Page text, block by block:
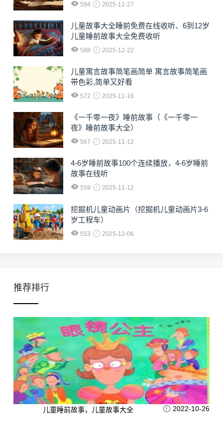
594 2025-11-27
儿童故事大全睡前免费在线收听、6到12岁
儿童睡前故事大全免费收听
588 2025-12-22
儿童寓言故事简笔画简单 寓言故事简笔画
带色彩,简单又好看
572 2025-11-16
《一千零一夜》睡前故事（《一千零一
夜》睡前故事大全）
567 2025-11-12
4-6岁睡前故事100个连续播放，4-6岁睡前
故事在线听
559 2025-11-12
挖掘机儿童动画片（挖掘机儿童动画片3-6
岁工程车）
553 2025-12-06
推荐排行
儿童睡前故事，儿童故事大全 2022-10-26